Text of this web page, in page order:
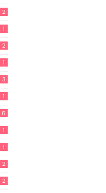
2
1
2
1
3
1
6
1
1
2
2